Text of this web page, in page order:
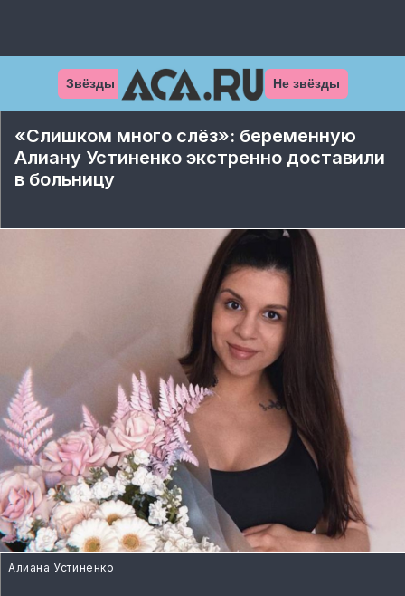
Звёзды Не звёзды
«Слишком много слёз»: беременную
Алиану Устиненко экстренно доставили
в больницу
Алиана Устиненко